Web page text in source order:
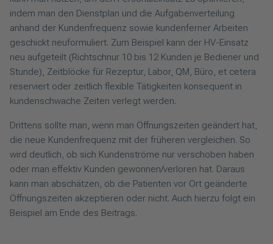
indem man den Dienstplan und die Aufgabenverteilung
anhand der Kundenfrequenz sowie kundenferner Arbeiten
geschickt neuformuliert. Zum Beispiel kann der HV-Einsatz
neu aufgeteilt (Richtschnur 10 bis 12 Kunden je Bediener und
Stunde), Zeitblöcke für Rezeptur, Labor, QM, Büro, et cetera
reserviert oder zeitlich flexible Tätigkeiten konsequent in
kundenschwache Zeiten verlegt werden.
Drittens sollte man, wenn man Öffnungszeiten geändert hat,
die neue Kundenfrequenz mit der früheren vergleichen. So
wird deutlich, ob sich Kundenströme nur verschoben haben
oder man effektiv Kunden gewonnen/verloren hat. Daraus
kann man abschätzen, ob die Patienten vor Ort geänderte
Öffnungszeiten akzeptieren oder nicht. Auch hierzu folgt ein
Beispiel am Ende des Beitrags.